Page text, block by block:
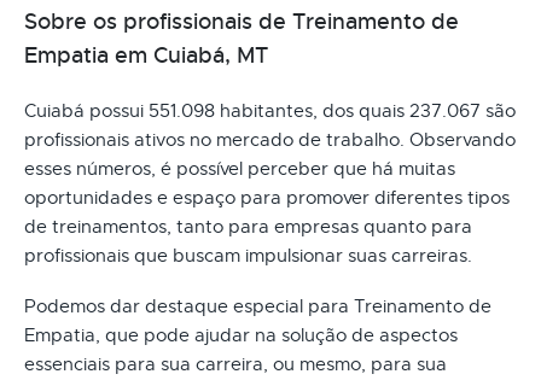
Sobre os profissionais de Treinamento de
Empatia em Cuiabá, MT
Cuiabá possui 551.098 habitantes, dos quais 237.067 são
profissionais ativos no mercado de trabalho. Observando
esses números, é possível perceber que há muitas
oportunidades e espaço para promover diferentes tipos
de treinamentos, tanto para empresas quanto para
profissionais que buscam impulsionar suas carreiras.
Podemos dar destaque especial para Treinamento de
Empatia, que pode ajudar na solução de aspectos
essenciais para sua carreira, ou mesmo, para sua